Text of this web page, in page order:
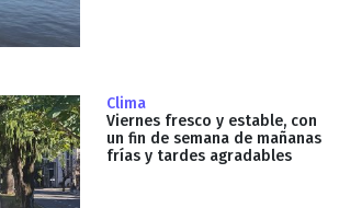
Clima
Viernes fresco y estable, con
un fin de semana de mañanas
frías y tardes agradables